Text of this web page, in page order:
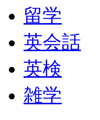
留学
英会話
英検
雑学